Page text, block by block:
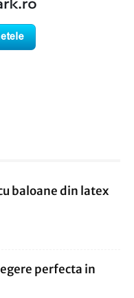
baloane din latex
perfecta in